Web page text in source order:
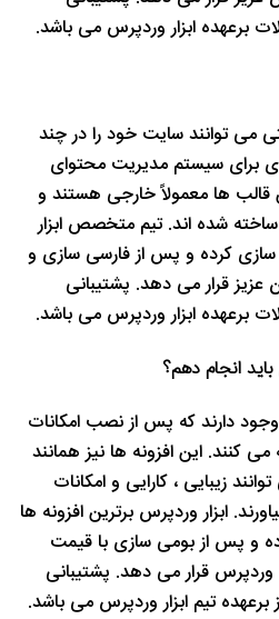
برعهده ابزار وردپرس می باشد.
می توانند سایت خود را در چند
برای سیستم مدیریت محتوای
ها معمولاً خارجی هستند و
شده اند. تیم متخصص ابزار
کرده و پس از فارسی سازی و
عزیز قرار می دهد. پشتیبانی
برعهده ابزار وردپرس می باشد.
انجام دهم؟
دارند که پس از نصب امکانات
کنند. این افزونه ها نیز همانند
زیبایی ، کارایی و امکانات
ابزار وردپرس برترین افزونه ها
و پس از بومی سازی با قیمت
وردپرس قرار می دهد. پشتیبانی
تیم ابزار وردپرس می باشد.